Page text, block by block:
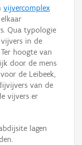
vijvercomplex
Qua typologie
in de
hoogte van
door de mens
de Leibeek,
van de
vijvers er
lagen